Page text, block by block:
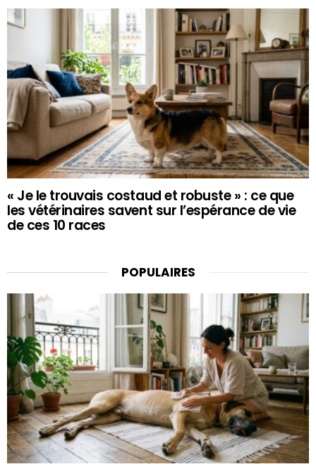
« Je le trouvais costaud et robuste » : ce que
les vétérinaires savent sur l’espérance de vie
de ces 10 races
POPULAIRES